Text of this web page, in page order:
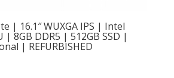
| 16.1″ WUXGA IPS | Intel
| 8GB DDR5 | 512GB SSD |
| REFURBISHED